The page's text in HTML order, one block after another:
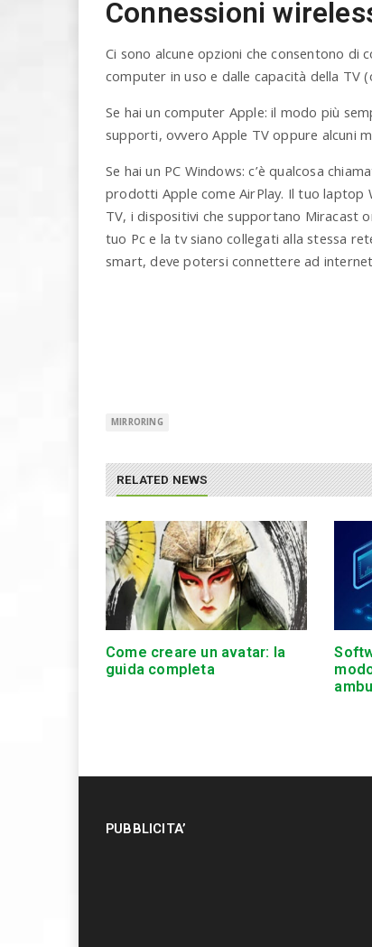
Connessioni
Ci sono alcune opzioni che consentono di
computer in uso e dalle capacità della TV
Se hai un computer Apple: il modo più
supporti, ovvero Apple TV oppure alcuni
Se hai un PC Windows: c’è qualcosa
prodotti Apple come AirPlay. Il tuo laptop
TV, i dispositivi che supportano Miracast
tuo Pc e la tv siano collegati alla stessa
smart, deve potersi connettere ad
MIRRORING
RELATED NEWS
Come creare un avatar: la
guida completa
PUBBLICITA’